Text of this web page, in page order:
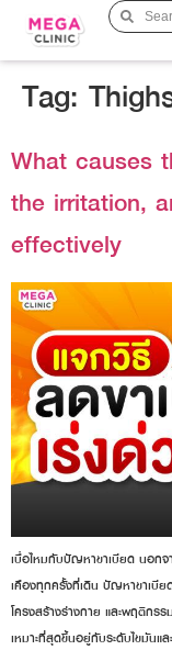
Tag:
What causes
the irritation,
effectively
เบื่อไหมกับปัญหาขาเบียด นอกจ
เคืองทุกครั้งที่เดิน ปัญหาขาเบีย
โครงสร้างร่างกาย และพฤติกร
เหมาะที่สุดขึ้นอยู่กับระดับไขมันแ